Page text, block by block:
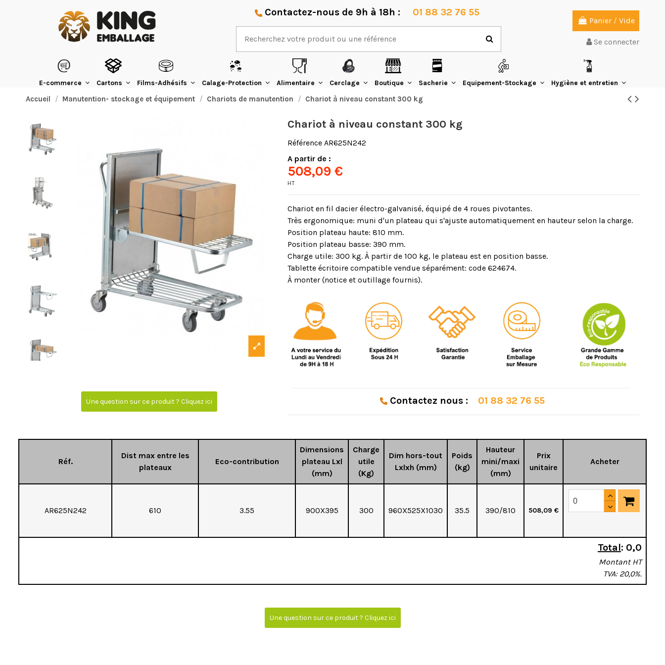
Contactez-nous de 9h à 18h : 01 88 32 76 55
Panier / Vide
Se connecter
E-commerce Cartons Films-Adhésifs Calage-Protection Alimentaire Cerclage Boutique Sacherie Equipement-Stockage Hygiène et entretien
Accueil Manutention- stockage et équipement Chariots de manutention Chariot à niveau constant 300 kg
Une question sur ce produit ? Cliquez ici
Chariot à niveau constant 300 kg
Référence AR625N242
A partir de :
508,09 €
HT
Chariot en fil dacier électro-galvanisé, équipé de 4 roues pivotantes.
Très ergonomique: muni d'un plateau qui s'ajuste automatiquement en hauteur selon la charge.
Position plateau haute: 810 mm.
Position plateau basse: 390 mm.
Charge utile: 300 kg. À partir de 100 kg, le plateau est en position basse.
Tablette écritoire compatible vendue séparément: code 624674.
À monter (notice et outillage fournis).
Contactez nous : 01 88 32 76 55
Réf.
Dist max entre les
plateaux
Eco-contribution
Dimensions
plateau Lxl
(mm)
Charge
utile
(Kg)
Dim hors-tout
Lxlxh (mm)
Poids
(kg)
Hauteur
mini/maxi
(mm)
Prix
unitaire
Acheter
AR625N242 610 3.55 900X395 300 960X525X1030 35.5 390/810 508,09 €
Total: 0,0
Montant HT
TVA: 20,0%.
Une question sur ce produit ? Cliquez ici